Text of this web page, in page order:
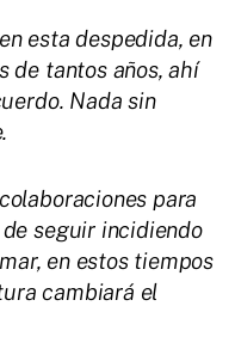
esta despedida, en
de tantos años, ahí
Nada sin
para
seguir incidiendo
en estos tiempos
cambiará el